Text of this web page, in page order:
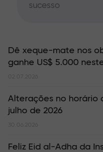
sucesso
Dê xeque-mate nos
ganhe US$ 5.000
02.07.2026
Alterações no horário
julho de 2026
30.06.2026
Feliz Eid al-Adha da